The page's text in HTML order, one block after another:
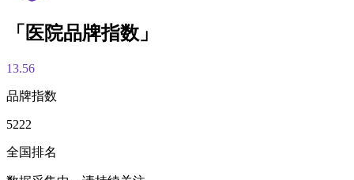
「医院品牌指数」
13.56
品牌指数
5222
全国排名